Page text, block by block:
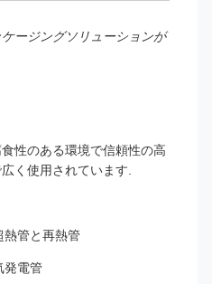
ージングソリューションが
性のある環境で信頼性の高
く使用されています.
熱管と再熱管
発電管